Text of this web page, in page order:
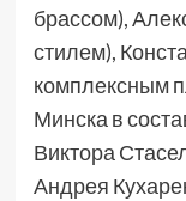
брассом),
стилем),
комплексным
Минска в
Виктора
Андрея